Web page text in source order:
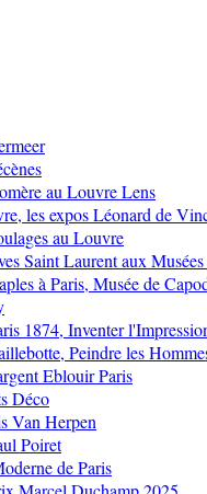
au Louvre Lens
les expos Léonard de
au Louvre
Saint Laurent aux
à Paris, Musée de
1874, Inventer
Peindre les
Eblouir Paris
Déco
Van Herpen
Poiret
de Paris